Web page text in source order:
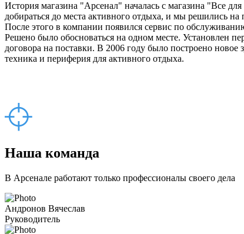
История магазина "Арсенал" началась с магазина "Все
добираться до места активного отдыха, и мы решились
После этого в компании появился сервис по
Решено было обосноваться на одном месте. Установлен
договора на поставки. В 2006 году было построено
техника и периферия для активного отдыха.
Наша команда
В Арсенале работают только профессионалы своего дела
Андронов Вячеслав
Руководитель